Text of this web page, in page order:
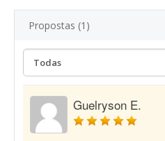
Propostas (1)
Guelryson E.